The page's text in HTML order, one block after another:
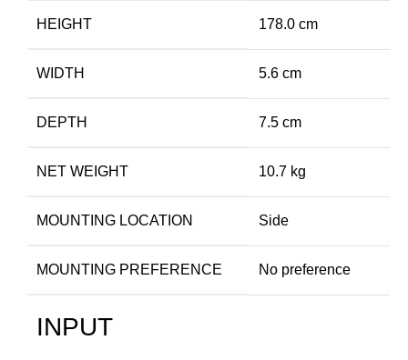
HEIGHT 178.0 cm
WIDTH 5.6 cm
DEPTH 7.5 cm
NET WEIGHT 10.7 kg
MOUNTING LOCATION Side
MOUNTING PREFERENCE No preference
INPUT